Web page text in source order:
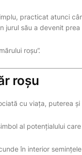
practicat atunci
jurul său a devenit prea
roșu”.
roșu
cu viața, puterea
al potențialului
în interior